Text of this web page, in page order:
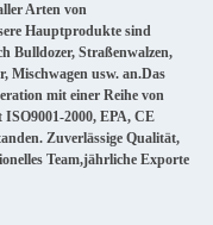
Arten von
Hauptprodukte sind
Bulldozer, Straßenwalzen,
Mischwagen usw. an.Das
mit einer Reihe von
2000, EPA, CE
Zuverlässige Qualität,
Team,jährliche Exporte